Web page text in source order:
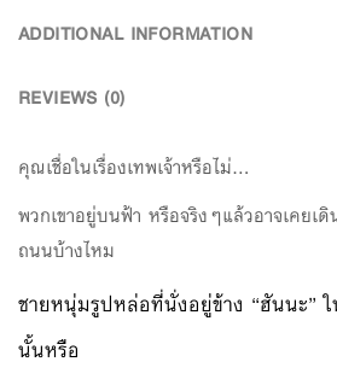
ADDITIONAL INFORMATION
REVIEWS (0)
คุณเชื่อในเรื่องเทพเจ้าหรือไม่…
พวกเขาอยู่บนฟ้า หรือจริงๆแล้วอาจเคยเ
ถนนบ้างไหม
ชายหนุ่มรูปหล่อที่นั่งอยู่ข้าง “ฮันนะ”
นั้นหรือ